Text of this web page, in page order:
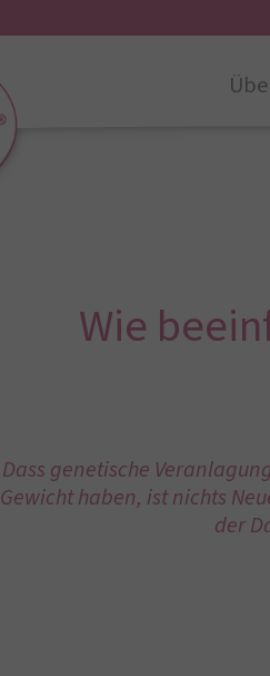
Wie
Dass genetische
Gewicht haben, ist nichts
der